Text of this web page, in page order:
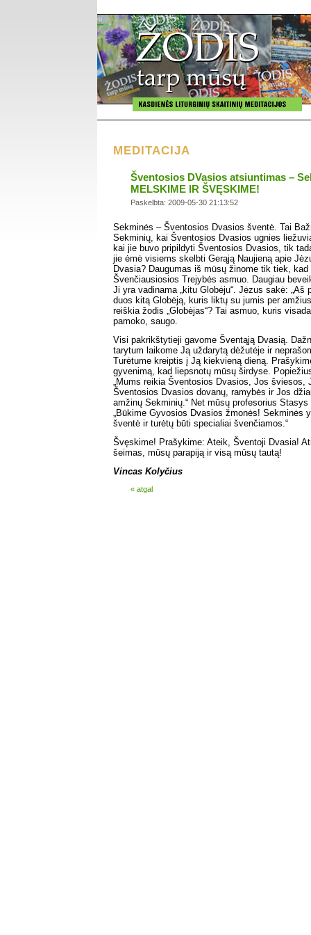
MEDITACIJA
Šventosios DVasios atsiuntimas –
MELSKIME IR ŠVĘSKIME!
Paskelbta: 2009-05-30 21:13:52
Sekminės – Šventosios Dvasios šventė. Tai
Sekminių, kai Šventosios Dvasios ugnies
kai jie buvo pripildyti Šventosios Dvasios, tik
jie ėmė visiems skelbti Gerąją Naujieną apie
Dvasia? Daugumas iš mūsų žinome tik tiek,
Švenčiausiosios Trejybės asmuo. Daugiau
Ji yra vadinama „kitu Globėju“. Jėzus sakė: „Aš
duos kitą Globėją, kuris liktų su jumis per
reiškia žodis „Globėjas“? Tai asmuo, kuris
pamoko, saugo.
Visi pakrikštytieji gavome Šventąją Dvasią.
tarytum laikome Ją uždarytą dėžutėje ir
Turėtume kreiptis į Ją kiekvieną dieną.
gyvenimą, kad liepsnotų mūsų širdyse.
„Mums reikia Šventosios Dvasios, Jos šviesos,
Šventosios Dvasios dovanų, ramybės ir Jos
amžinų Sekminių.“ Net mūsų profesorius
„Būkime Gyvosios Dvasios žmonės! Sekminės
šventė ir turėtų būti specialiai švenčiamos.“
Švęskime! Prašykime: Ateik, Šventoji Dvasia!
šeimas, mūsų parapiją ir visą mūsų tautą!
Vincas Kolyčius
« atgal